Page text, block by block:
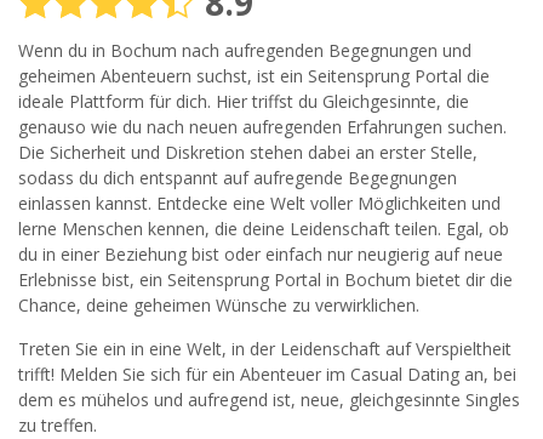
Nutzungsbedingungenund derDatenschutzerklärung
einverstanden. Ich erhalte Informationen und Angebote des
Betreibers per E-Mail, der Zusendung kann ich jederzeit
widersprechen.
JETZT ANMELDEN!
Wenn du in Bochum nach aufregenden Begegnungen und
geheimen Abenteuern suchst, ist ein Seitensprung Portal die
ideale Plattform für dich. Hier triffst du Gleichgesinnte, die
genauso wie du nach neuen aufregenden Erfahrungen suchen.
Die Sicherheit und Diskretion stehen dabei an erster Stelle,
sodass du dich entspannt auf aufregende Begegnungen
einlassen kannst. Entdecke eine Welt voller Möglichkeiten und
lerne Menschen kennen, die deine Leidenschaft teilen. Egal, ob
du in einer Beziehung bist oder einfach nur neugierig auf neue
Erlebnisse bist, ein Seitensprung Portal in Bochum bietet dir die
Chance, deine geheimen Wünsche zu verwirklichen.
Treten Sie ein in eine Welt, in der Leidenschaft auf Verspieltheit
trifft! Melden Sie sich für ein Abenteuer im Casual Dating an, bei
dem es mühelos und aufregend ist, neue, gleichgesinnte Singles
zu treffen.